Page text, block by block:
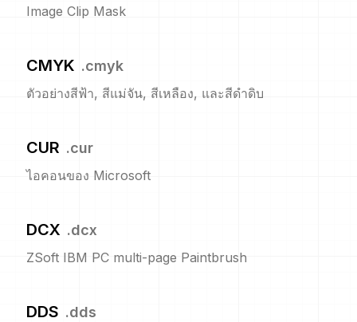
Image Clip Mask
CMYK .cmyk
ตัวอย่างสีฟ้า, สีแม่จัน, สีเหลือง, และสีดำดิบ
CUR .cur
ไอคอนของ Microsoft
DCX .dcx
ZSoft IBM PC multi-page Paintbrush
DDS .dds